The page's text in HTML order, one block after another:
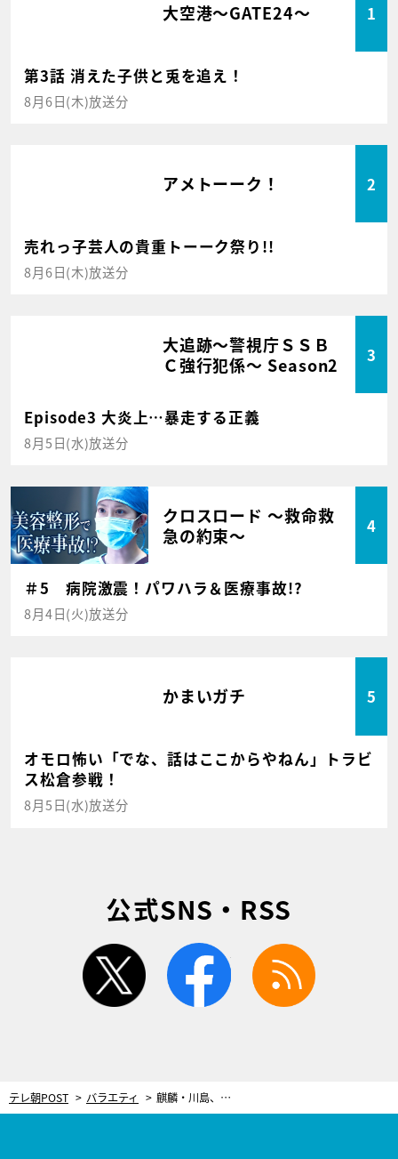
大空港～GATE24～ 1
第3話 消えた子供と兎を追え！
8月6日(木)放送分
アメトーーク！ 2
売れっ子芸人の貴重トーーク祭り!!
8月6日(木)放送分
大追跡～警視庁ＳＳＢ
Ｃ強行犯係～ Season2
3
Episode3 大炎上…暴走する正義
8月5日(水)放送分
クロスロード ～救命救
急の約束～
4
＃5 病院激震！パワハラ＆医療事故!?
8月4日(火)放送分
かまいガチ 5
オモロ怖い「でな、話はここからやねん」トラビ
ス松倉参戦！
8月5日(水)放送分
公式SNS・RSS
twitter facebook
テレ朝POST バラエティ 麒麟・川島、吉本の“秘密兵器”をサプライズ指名！第7回「芸人ドラフト会議」開催